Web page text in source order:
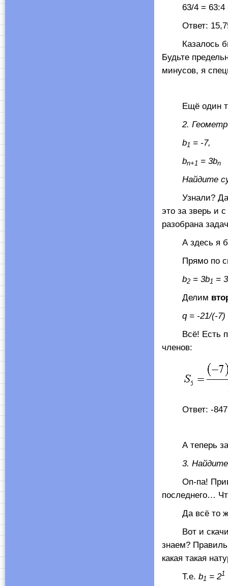
63/4 = 63:4
Ответ:
Казалось бы,
Будьте
минусов, я
Ещё один
2.
b1 = -7,
bn+1 = 3bn
Найдите
Узнали? Да!
это за зверь и
разобрана
А здесь я
Прямо по
b2= 3b1 =
Делим
q= -21/(-7)
Всё! Есть
членов:
Ответ: -847
А теперь
3. Найдите
Оп-па!
последнего…
Да всё то же
Вот и
знаем?
какая такая
Т.е. b1 = 21